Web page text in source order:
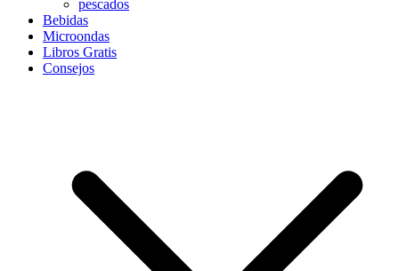
pescados
Bebidas
Microondas
Libros Gratis
Consejos